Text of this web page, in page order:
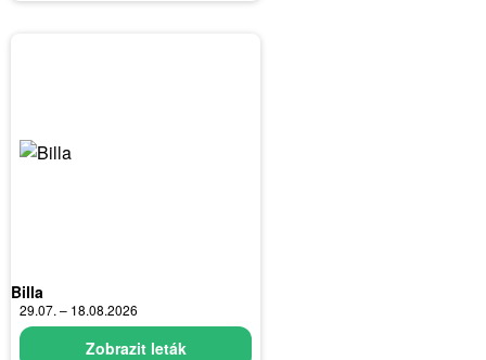
Billa
29.07. – 18.08.2026
Zobrazit leták